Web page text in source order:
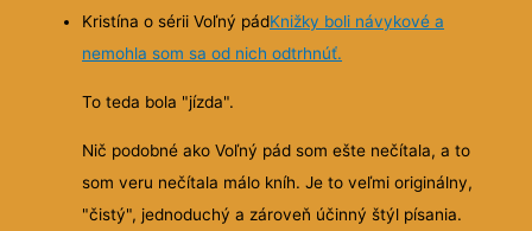
Kristína o sérii Voľný pádKnižky boli návykové a
nemohla som sa od nich odtrhnúť.
To teda bola "jízda".
Nič podobné ako Voľný pád som ešte nečítala, a to
som veru nečítala málo kníh. Je to veľmi originálny,
"čistý", jednoduchý a zároveň účinný štýl písania.